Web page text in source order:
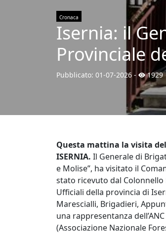
Cronaca
Isernia: il
Provinciale
Pubblicato: 01-07-2026 - 1929
Questa mattina la visita
ISERNIA. Il Generale di
e Molise”, ha visitato il
stato ricevuto dal Colonnello
Ufficiali della provincia di
Marescialli, Brigadieri,
una rappresentanza
(Associazione Nazionale